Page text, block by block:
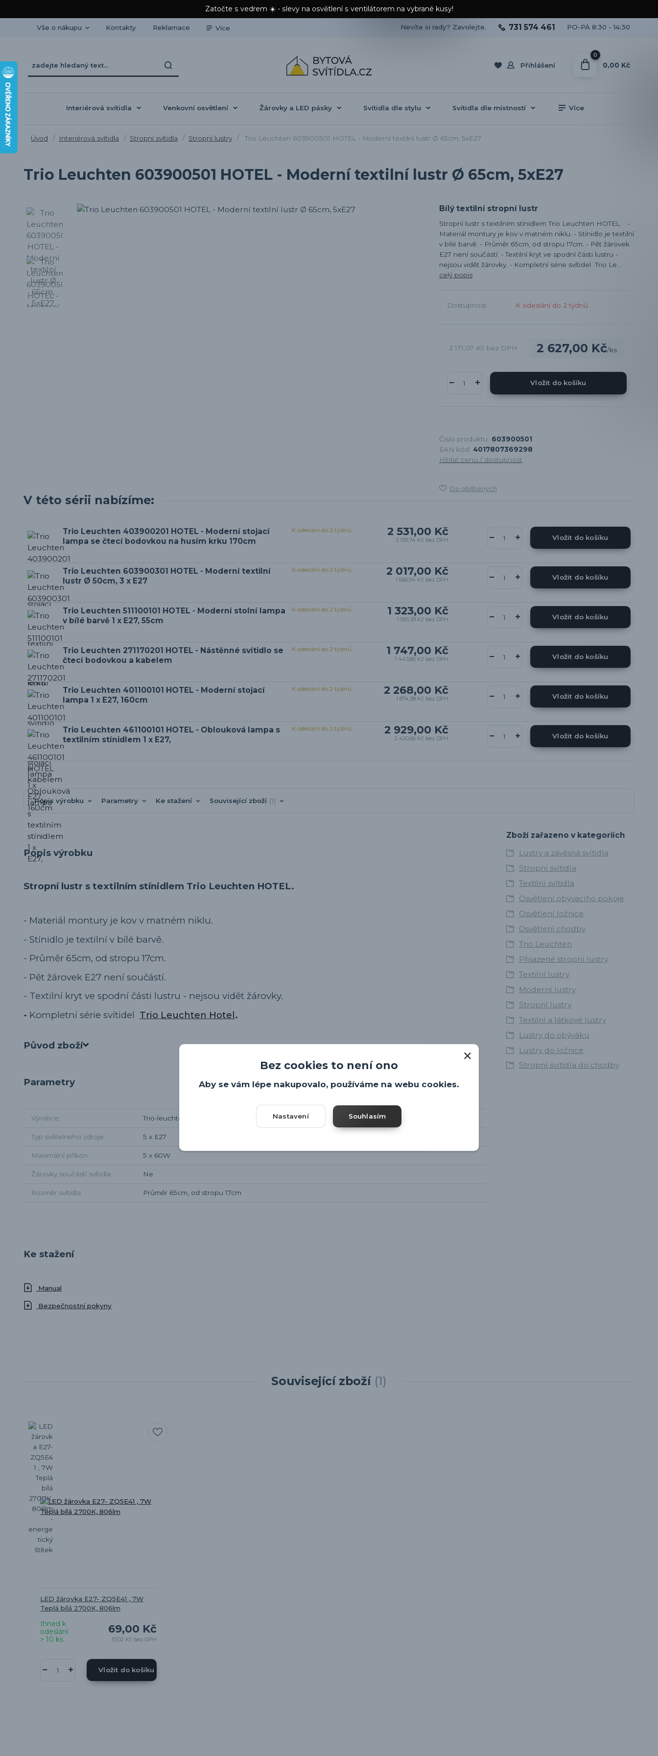
Zatočte s vedrem ☀️ - slevy na osvětlení s ventilátorem na vybrané kusy!
Vše o nákupu Kontakty Reklamace Více
Přihlášení
Nevíte si rady? Zavolejte. 731 574 461 PO-PÁ 8:30 - 14:30
0
0,00 Kč
Interiérová svítidla Venkovní osvětlení Žárovky a LED pásky Svítidla dle stylu Svítidla dle místností Více
Úvod Interiérová svítidla Stropní svítidla Stropní lustry Trio Leuchten 603900501 HOTEL - Moderní textilní lustr Ø 65cm, 5xE27
Trio Leuchten 603900501 HOTEL - Moderní textilní lustr Ø 65cm, 5xE27
Bílý textilní stropní lustr
Stropní lustr s textilním stínidlem Trio Leuchten HOTEL. -
Materiál montury je kov v matném niklu. - Stínidlo je textilní
v bílé barvě. - Průměr 65cm, od stropu 17cm. - Pět žárovek
E27 není součástí. - Textilní kryt ve spodní části lustru -
nejsou vidět žárovky. - Kompletní série svítidel Trio Le...
celý popis
Dostupnost K odeslání do 2 týdnů
2 627,00 Kč/ks
2 171,07 Kč bez DPH
Vložit do košíku
Číslo produktu: 603900501
EAN kód: 4017807369298
Hlídat cenu / dostupnost
Do oblíbených
V této sérii nabízíme:
Trio Leuchten 403900201 HOTEL - Moderní stojací
lampa se čtecí bodovkou na husím krku 170cm
2 531,00 Kč
2 091,74 Kč bez DPH
K odeslání do 2 týdnů
Vložit do košíku
Trio Leuchten 603900301 HOTEL - Moderní textilní
lustr Ø 50cm, 3 x E27
2 017,00 Kč
1 666,94 Kč bez DPH
K odeslání do 2 týdnů
Vložit do košíku
Trio Leuchten 511100101 HOTEL - Moderní stolní lampa
v bílé barvě 1 x E27, 55cm
1 323,00 Kč
1 093,39 Kč bez DPH
K odeslání do 2 týdnů
Vložit do košíku
Trio Leuchten 271170201 HOTEL - Nástěnné svítidlo se
čtecí bodovkou a kabelem
1 747,00 Kč
1 443,80 Kč bez DPH
K odeslání do 2 týdnů
Vložit do košíku
Trio Leuchten 401100101 HOTEL - Moderní stojací
lampa 1 x E27, 160cm
2 268,00 Kč
1 874,38 Kč bez DPH
K odeslání do 2 týdnů
Vložit do košíku
Trio Leuchten 461100101 HOTEL - Oblouková lampa s
textilním stínidlem 1 x E27,
2 929,00 Kč
2 420,66 Kč bez DPH
K odeslání do 2 týdnů
Vložit do košíku
Popis výrobku Parametry Ke stažení Související zboží 1
Popis výrobku
Stropní lustr s textilním stínidlem Trio Leuchten HOTEL.
- Materiál montury je kov v matném niklu.
- Stínidlo je textilní v bílé barvě.
- Průměr 65cm, od stropu 17cm.
- Pět žárovek E27 není součástí.
- Textilní kryt ve spodní části lustru - nejsou vidět žárovky.
- Kompletní série svítidel Trio Leuchten Hotel.
Původ zboží
Parametry
Výrobce Trio-leuchten
Typ světelného zdroje 5 x E27
Maximální příkon 5 x 60W
Žárovky součástí svítidla Ne
Rozměr svítidla Průměr 65cm, od stropu 17cm
Zboží zařazeno v kategoriích
Lustry a závěsná svítidla
Stropní svítidla
Textilní svítidla
Osvětlení obývacího pokoje
Osvětlení ložnice
Osvětlení chodby
Trio Leuchten
Přisazené stropní lustry
Textilní lustry
Moderní lustry
Stropní lustry
Textilní a látkové lustry
Lustry do obýváku
Lustry do ložnice
Stropní svítidla do chodby
Ke stažení
Manual
Bezpečnostní pokyny
Související zboží 1
LED žárovka E27- ZQ5E41 , 7W
Teplá bílá 2700K, 806lm
69,00 Kč
57,02 Kč bez DPH
Ihned k
odeslání
> 10 ks
Vložit do košíku
Bez cookies to není ono
Aby se vám lépe nakupovalo, používáme na webu cookies.
Nastavení Souhlasím